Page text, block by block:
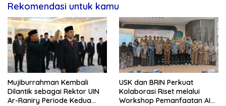
Rekomendasi untuk kamu
Mujiburrahman Kembali
Dilantik sebagai Rektor UIN
Ar-Raniry Periode Kedua
USK dan BRIN Perkuat
Kolaborasi Riset melalui
Workshop Pemanfaatan AI